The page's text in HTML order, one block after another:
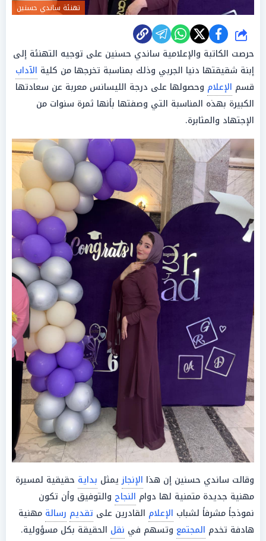
تهنئة ساندي حسنين
شارك
حرصت الكاتبة والإعلامية ساندي حسنين على توجيه التهنئة إلى
إبنة شقيقتها دنيا الجربي وذلك بمناسبة تخرجها من كلية الآداب
قسم الإعلام وحصولها على درجة الليسانس معربة عن سعادتها
الكبيرة بهذه المناسبة التي وصفتها بأنها ثمرة سنوات من
الإجتهاد والمثابرة.
وقالت ساندي حسنين إن هذا الإنجازيمثل بداية حقيقية لمسيرة
مهنية جديدة متمنية لها دوام النجاح والتوفيق وأن تكون
نموذجاً مشرفاً لشباب الإعلام القادرين على تقديم رسالة مهنية
هادفة تخدم المجتمع وتسهم في نقل الحقيقة بكل مسؤولية.